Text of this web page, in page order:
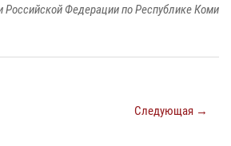
Российской Федерации по Республике Коми
Следующая →